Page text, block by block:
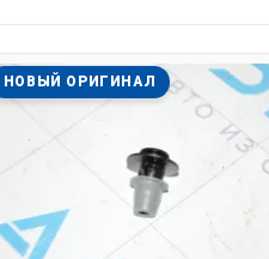
НОВЫЙ ОРИГИНАЛ